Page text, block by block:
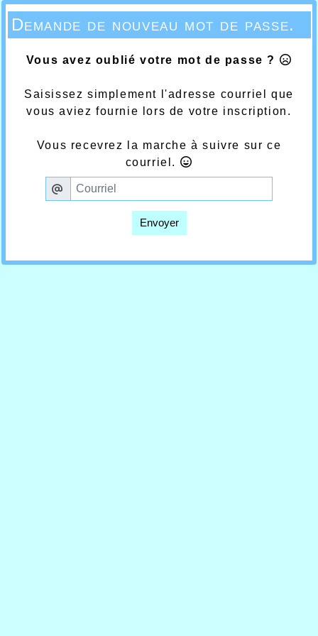
Demande de nouveau mot de passe.
Vous avez oublié votre mot de passe ?
Saisissez simplement l'adresse courriel que
vous aviez fournie lors de votre inscription.
Vous recevrez la marche à suivre sur ce
courriel.
Envoyer